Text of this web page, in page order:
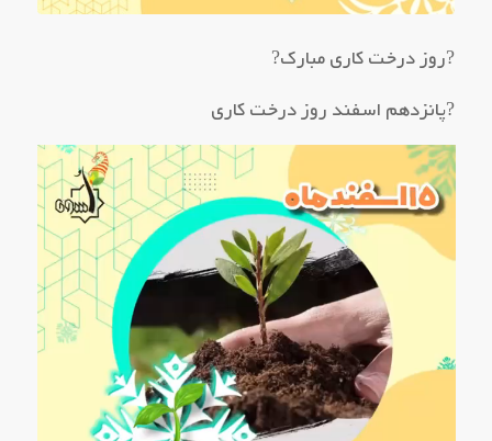
?روز درخت کاری مبارک?
?پانزدهم اسفند روز درخت کاری